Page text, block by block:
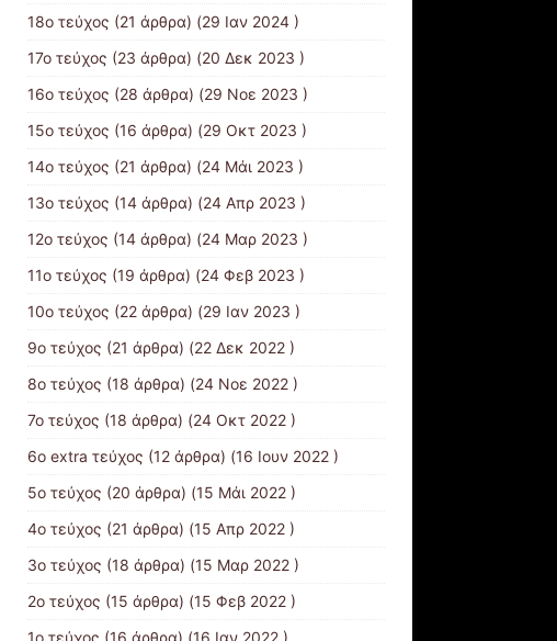
18ο τεύχος (21 άρθρα) (29 Ιαν 2024 )
17o τεύχος (23 άρθρα) (20 Δεκ 2023 )
16ο τεύχος (28 άρθρα) (29 Νοε 2023 )
15ο τεύχος (16 άρθρα) (29 Οκτ 2023 )
14ο τεύχος (21 άρθρα) (24 Μάι 2023 )
13ο τεύχος (14 άρθρα) (24 Απρ 2023 )
12ο τεύχος (14 άρθρα) (24 Μαρ 2023 )
11ο τεύχος (19 άρθρα) (24 Φεβ 2023 )
10o τεύχος (22 άρθρα) (29 Ιαν 2023 )
9ο τεύχος (21 άρθρα) (22 Δεκ 2022 )
8ο τεύχος (18 άρθρα) (24 Νοε 2022 )
7ο τεύχος (18 άρθρα) (24 Οκτ 2022 )
6ο extra τεύχος (12 άρθρα) (16 Ιουν 2022 )
5ο τεύχος (20 άρθρα) (15 Μάι 2022 )
4ο τεύχος (21 άρθρα) (15 Απρ 2022 )
3ο τεύχος (18 άρθρα) (15 Μαρ 2022 )
2ο τεύχος (15 άρθρα) (15 Φεβ 2022 )
1ο τεύχος (16 άρθρα) (16 Ιαν 2022 )